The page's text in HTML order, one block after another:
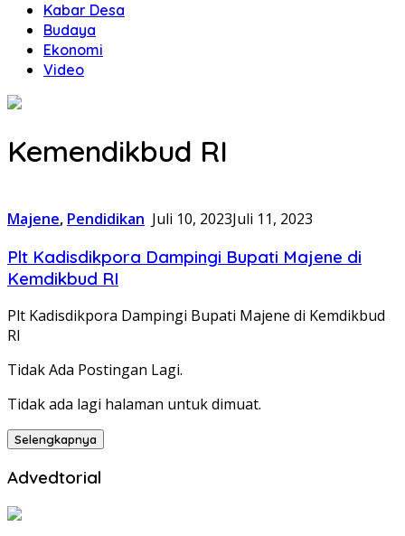
Kabar Desa
Budaya
Ekonomi
Video
Kemendikbud RI
Majene, Pendidikan Juli 10, 2023Juli 11, 2023
Plt Kadisdikpora Dampingi Bupati Majene di
Kemdikbud RI
Plt Kadisdikpora Dampingi Bupati Majene di Kemdikbud
RI
Tidak Ada Postingan Lagi.
Tidak ada lagi halaman untuk dimuat.
Selengkapnya
Advedtorial